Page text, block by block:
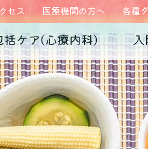
セス 医療機関の方へ 各種
括ケア(心療内科) 入
医師紹介
病院概要
当院の特徴
うつ病
発達障害
子育て不安・虐待
診断書・証明書